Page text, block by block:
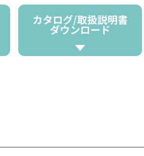
カタログ/取扱説明書
ダウンロード